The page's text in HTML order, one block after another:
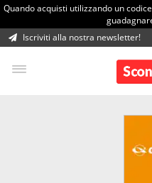
Quando acquisti utilizzando un
Iscriviti alla nostra newsletter!